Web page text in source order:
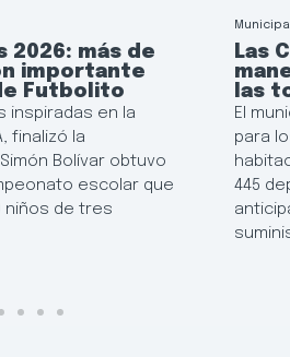
2026: más de
importante
Futbolito
inspiradas en la
finalizó la
Bolívar obtuvo
escolar que
niños de tres
Las
las
El
para
445